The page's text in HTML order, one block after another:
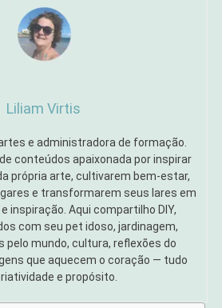
Liliam Virtis
e administradora de formação.
conteúdos apaixonada por inspirar
própria arte, cultivarem bem-estar,
e transformarem seus lares em
inspiração. Aqui compartilho DIY,
com seu pet idoso, jardinagem,
pelo mundo, cultura, reflexões do
que aquecem o coração — tudo
e propósito.